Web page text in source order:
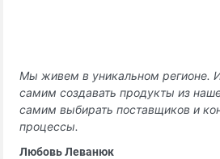
Мы живем в уникальном регионе.
самим создавать продукты из
самим выбирать поставщиков и
процессы.
Любовь Леванюк